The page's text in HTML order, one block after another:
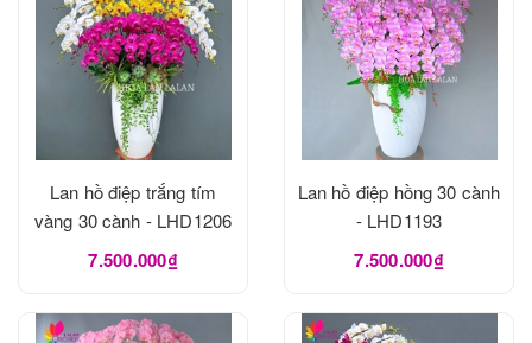
Lan hồ điệp trắng tím
vàng 30 cành - LHD1206
7.500.000₫
Lan hồ điệp hồng 30 cành
- LHD1193
7.500.000₫